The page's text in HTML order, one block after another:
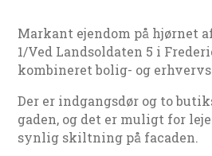
Markant ejendom på hjørnet
1/Ved Landsoldaten 5 i
kombineret bolig- og
Der er indgangsdør og to
gaden, og det er muligt for
synlig skiltning på facaden.